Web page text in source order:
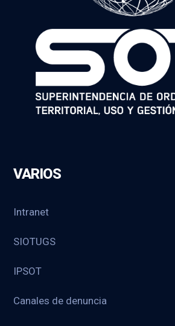
VARIOS
Intranet
SIOTUGS
IPSOT
Canales de denuncia